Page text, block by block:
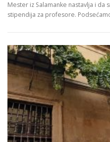
Mester iz Salamanke nastavlja i da
stipendija za profesore.